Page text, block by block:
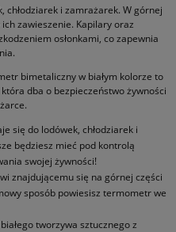
i zamrażarek. W górnej
zawieszenie. Kapilary oraz
osłonkami, co zapewnia
bimetaliczny w białym kolorze to
dba o bezpieczeństwo żywności
się do lodówek, chłodziarek i
będziesz mieć pod kontrolą
swojej żywności!
znajdującemu się na górnej części
sposób powiesisz termometr we
tworzywa sztucznego z